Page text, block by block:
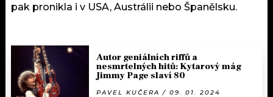
pak pronikla i v USA, Austrálii nebo Španělsku.
Autor geniálních riffů a
nesmrtelných hitů: Kytarový mág
Jimmy Page slaví 80
PAVEL KUČERA / 09. 01. 2024